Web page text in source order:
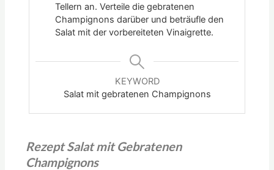
Tellern an. Verteile die gebratenen
Champignons darüber und beträufle den
Salat mit der vorbereiteten Vinaigrette.
KEYWORD
Salat mit gebratenen Champignons
Rezept Salat mit Gebratenen
Champignons